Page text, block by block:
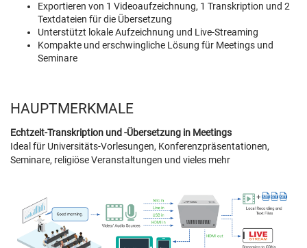
Exportieren von 1 Videoaufzeichnung, 1 Transkription und 2
Textdateien für die Übersetzung
Unterstützt lokale Aufzeichnung und Live-Streaming
Kompakte und erschwingliche Lösung für Meetings und
Seminare
HAUPTMERKMALE
Echtzeit-Transkription und -Übersetzung in Meetings
Ideal für Universitäts-Vorlesungen, Konferenzpräsentationen,
Seminare, religiöse Veranstaltungen und vieles mehr